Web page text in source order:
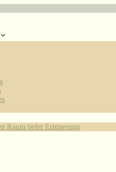
Raum tiefer Erinnerung